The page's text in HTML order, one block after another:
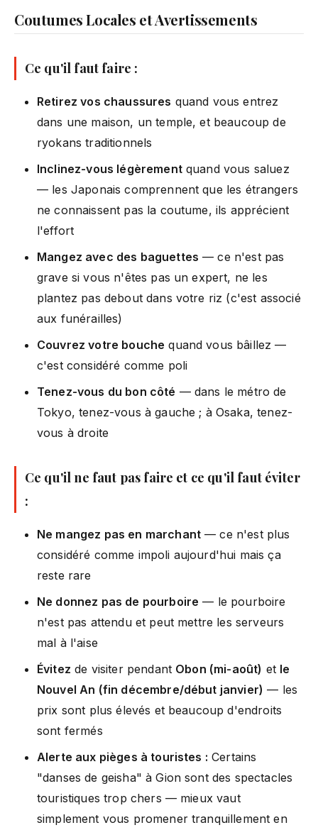
Coutumes Locales et Avertissements
Ce qu'il faut faire :
Retirez vos chaussures quand vous entrez
dans une maison, un temple, et beaucoup de
ryokans traditionnels
Inclinez-vous légèrementquand vous saluez
— les Japonais comprennent que les étrangers
ne connaissent pas la coutume, ils apprécient
l'effort
Mangez avec des baguettes — ce n'est pas
grave si vous n'êtes pas un expert, ne les
plantez pas debout dans votre riz (c'est associé
aux funérailles)
Couvrez votre bouche quand vous bâillez —
c'est considéré comme poli
Tenez-vous du bon côté — dans le métro de
Tokyo, tenez-vous à gauche ; à Osaka, tenez-
vous à droite
Ce qu'il ne faut pas faire et ce qu'il faut éviter
:
Ne mangez pas en marchant — ce n'est plus
considéré comme impoli aujourd'hui mais ça
reste rare
Ne donnez pas de pourboire — le pourboire
n'est pas attendu et peut mettre les serveurs
mal à l'aise
Évitez de visiter pendant Obon (mi-août) et le
Nouvel An (fin décembre/début janvier) — les
prix sont plus élevés et beaucoup d'endroits
sont fermés
Alerte aux pièges à touristes : Certains
"danses de geisha" à Gion sont des spectacles
touristiques trop chers — mieux vaut
simplement vous promener tranquillement en